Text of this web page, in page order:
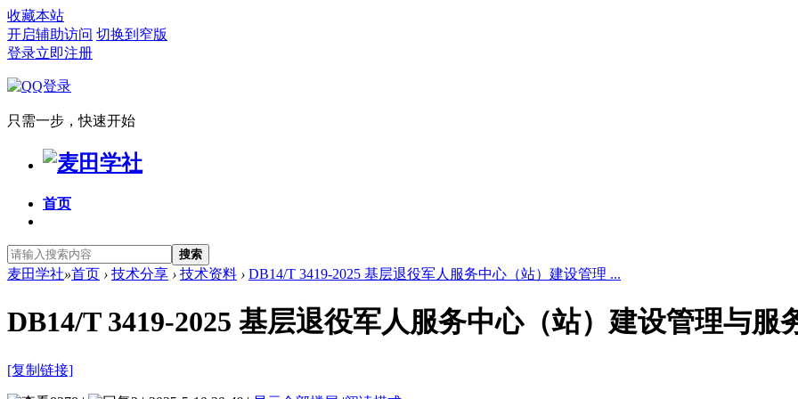
收藏本站
开启辅助访问 切换到窄版
登录立即注册
只需一步，快速开始
首页
搜索
麦田学社»首页 › 技术分享 › 技术资料 › DB14/T 3419-2025 基层退役军人服务中心（站）建设管理 ...
DB14/T 3419-2025 基层退役军人服务中心（站）建设管理与服
[复制链接]